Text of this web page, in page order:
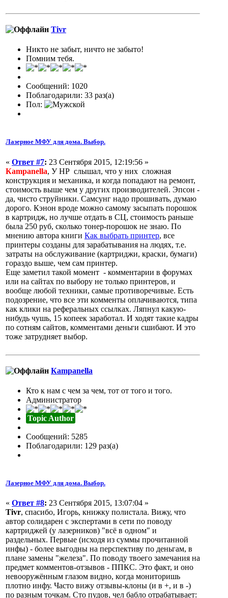
Tivr
Никто не забыт, ничто не забыто!
Помним тебя.
Сообщений: 1020
Поблагодарили: 33 раз(а)
Пол:
Лазерное МФУ для дома. Выбор.
« Ответ #7: 23 Сентября 2015, 12:19:56 »
Кampanella, У НР слышал, что у них сложная
конструкция и механика, и когда попадают на ремонт,
стоимость выше чем у других производителей. Эпсон -
да, чисто струйники. Самсунг надо прошивать, думаю
дорого. Кэнон вроде можно самому засыпать порошок
в картридж, но лучше отдать в СЦ, стоимость раньше
была 250 руб, сколько тонер-порошок не знаю. По
мнению автора книги Как выбрать принтер, все
принтеры созданы для зарабатывания на людях, т.е.
затраты на обслуживание (картриджи, краски, бумаги)
гораздо выше, чем сам принтер.
Еще заметил такой момент - комментарии в форумах
или на сайтах по выбору не только принтеров, и
вообще любой техники, самые противоречивые. Есть
подозрение, что все эти комменты оплачиваются, типа
как клики на реферальных ссылках. Ляпнул какую-
нибудь чушь, 15 копеек заработал. И ходят такие кадры
по сотням сайтов, комментами деньги сшибают. И это
тоже затрудняет выбор.
Кampanella
Кто к нам с чем за чем, тот от того и того.
Администратор
Topic Author
Сообщений: 5285
Поблагодарили: 129 раз(а)
Лазерное МФУ для дома. Выбор.
« Ответ #8: 23 Сентября 2015, 13:07:04 »
Tivr, спасибо, Игорь, книжку полистала. Вижу, что
автор солидарен с экспертами в сети по поводу
картриджей (у лазерников) "всё в одном" и
раздельных. Первые (исходя из суммы прочитанной
инфы) - более выгодны на перспективу по деньгам, в
плане замены "железа". По поводу твоего замечания на
предмет комментов-отзывов - ППКС. Это факт, и оно
невооружённым глазом видно, когда мониторишь
плотно инфу. Часто вижу отзывы-клоны (и в +, и в -)
по разным точкам. Сто пудов, чел бабло отрабатывает: